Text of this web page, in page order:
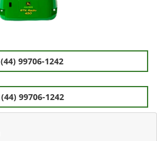
(44) 99706-1242
(44) 99706-1242